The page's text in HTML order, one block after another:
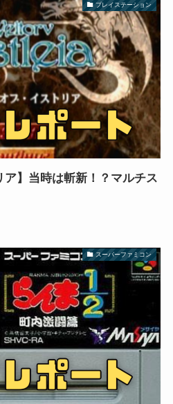
プレイステーション
ア】当時は斬新！？マルチス
スーパーファミコン